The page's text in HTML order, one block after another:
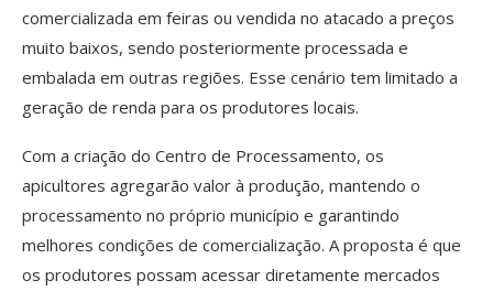
comercializada em feiras ou vendida no atacado a preços
muito baixos, sendo posteriormente processada e
embalada em outras regiões. Esse cenário tem limitado a
geração de renda para os produtores locais.
Com a criação do Centro de Processamento, os
apicultores agregarão valor à produção, mantendo o
processamento no próprio município e garantindo
melhores condições de comercialização. A proposta é que
os produtores possam acessar diretamente mercados